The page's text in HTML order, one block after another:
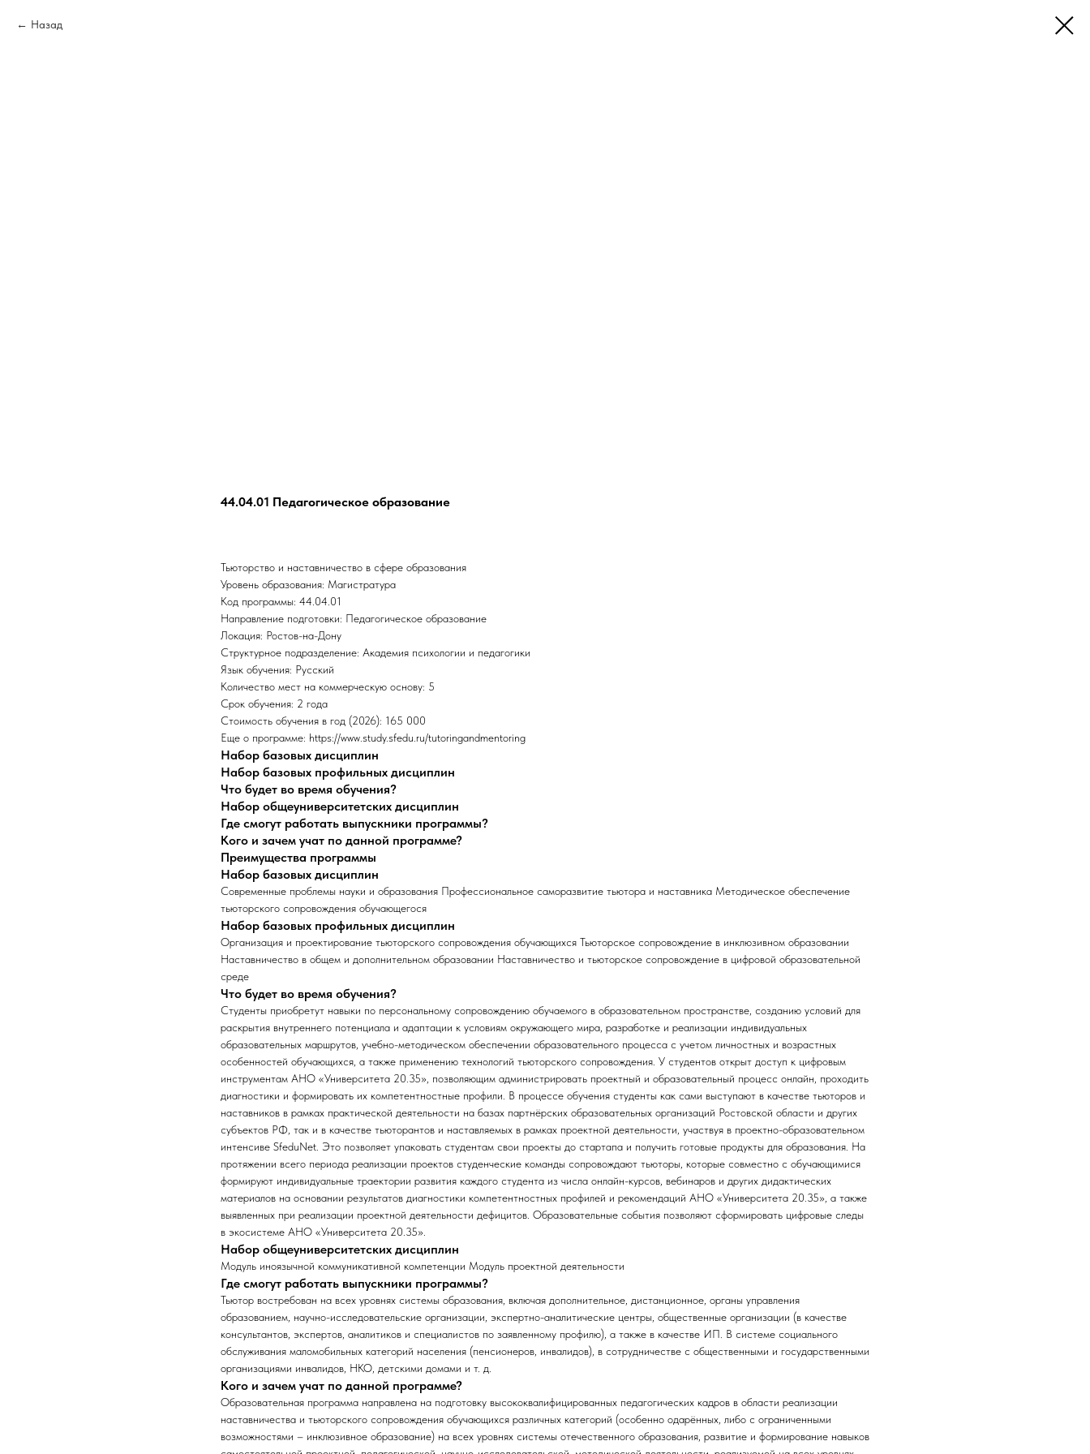
Назад
44.04.01 Педагогическое образование
Тьюторство и наставничество в сфере образования
Уровень образования: Магистратура
Код программы: 44.04.01
Направление подготовки: Педагогическое образование
Локация: Ростов-на-Дону
Структурное подразделение: Академия психологии и педагогики
Язык обучения: Русский
Количество мест на коммерческую основу: 5
Срок обучения: 2 года
Стоимость обучения в год (2026): 165 000
Еще о программе: https://www.study.sfedu.ru/tutoringandmentoring
Набор базовых дисциплин
Набор базовых профильных дисциплин
Что будет во время обучения?
Набор общеуниверситетских дисциплин
Где смогут работать выпускники программы?
Кого и зачем учат по данной программе?
Преимущества программы
Набор базовых дисциплин
Современные проблемы науки и образования Профессиональное саморазвитие тьютора и наставника Методическое обеспечение
тьюторского сопровождения обучающегося
Набор базовых профильных дисциплин
Организация и проектирование тьюторского сопровождения обучающихся Тьюторское сопровождение в инклюзивном образовании
Наставничество в общем и дополнительном образовании Наставничество и тьюторское сопровождение в цифровой образовательной
среде
Что будет во время обучения?
Студенты приобретут навыки по персональному сопровождению обучаемого в образовательном пространстве, созданию условий для
раскрытия внутреннего потенциала и адаптации к условиям окружающего мира, разработке и реализации индивидуальных
образовательных маршрутов, учебно-методическом обеспечении образовательного процесса с учетом личностных и возрастных
особенностей обучающихся, а также применению технологий тьюторского сопровождения. У студентов открыт доступ к цифровым
инструментам АНО «Университета 20.35», позволяющим администрировать проектный и образовательный процесс онлайн, проходить
диагностики и формировать их компетентностные профили. В процессе обучения студенты как сами выступают в качестве тьюторов и
наставников в рамках практической деятельности на базах партнёрских образовательных организаций Ростовской области и других
субъектов РФ, так и в качестве тьюторантов и наставляемых в рамках проектной деятельности, участвуя в проектно-образовательном
интенсиве SfeduNet. Это позволяет упаковать студентам свои проекты до стартапа и получить готовые продукты для образования. На
протяжении всего периода реализации проектов студенческие команды сопровождают тьюторы, которые совместно с обучающимися
формируют индивидуальные траектории развития каждого студента из числа онлайн-курсов, вебинаров и других дидактических
материалов на основании результатов диагностики компетентностных профилей и рекомендаций АНО «Университета 20.35», а также
выявленных при реализации проектной деятельности дефицитов. Образовательные события позволяют сформировать цифровые следы
в экосистеме АНО «Университета 20.35».
Набор общеуниверситетских дисциплин
Модуль иноязычной коммуникативной компетенции Модуль проектной деятельности
Где смогут работать выпускники программы?
Тьютор востребован на всех уровнях системы образования, включая дополнительное, дистанционное, органы управления
образованием, научно-исследовательские организации, экспертно-аналитические центры, общественные организации (в качестве
консультантов, экспертов, аналитиков и специалистов по заявленному профилю), а также в качестве ИП. В системе социального
обслуживания маломобильных категорий населения (пенсионеров, инвалидов), в сотрудничестве с общественными и государственными
организациями инвалидов, НКО, детскими домами и т. д.
Кого и зачем учат по данной программе?
Образовательная программа направлена на подготовку высококвалифицированных педагогических кадров в области реализации
наставничества и тьюторского сопровождения обучающихся различных категорий (особенно одарённых, либо с ограниченными
возможностями – инклюзивное образование) на всех уровнях системы отечественного образования, развитие и формирование навыков